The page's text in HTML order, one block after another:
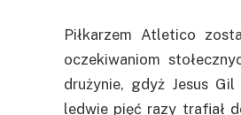
Piłkarzem Atletico
oczekiwaniom
drużynie, gdyż Jesus
ledwie pięć razy trafiał